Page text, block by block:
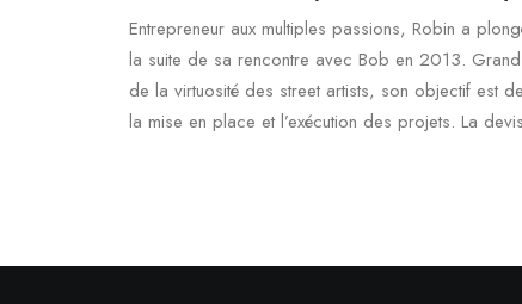
Entrepreneur aux multiples passions, Robin a
la suite de sa rencontre avec Bob en 2013.
de la virtuosité des street artists, son objectif est
la mise en place et l’exécution des projets. La